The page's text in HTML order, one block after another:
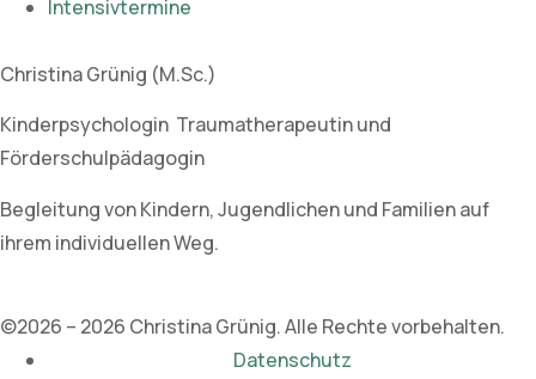
Intensivtermine
Christina Grünig (M.Sc.)
Kinderpsychologin Traumatherapeutin und
Förderschulpädagogin
Begleitung von Kindern, Jugendlichen und Familien auf
ihrem individuellen Weg.
©2026 – 2026 Christina Grünig. Alle Rechte vorbehalten.
Datenschutz